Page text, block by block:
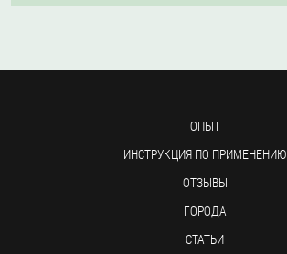
ОПЫТ
ИНСТРУКЦИЯ ПО ПРИМЕНЕНИЮ
ОТЗЫВЫ
ГОРОДА
СТАТЬИ